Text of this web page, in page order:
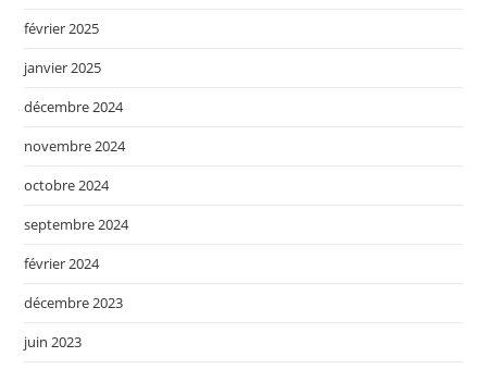
février 2025
janvier 2025
décembre 2024
novembre 2024
octobre 2024
septembre 2024
février 2024
décembre 2023
juin 2023